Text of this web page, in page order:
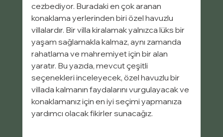
cezbediyor. Buradaki en çok aranan
konaklama yerlerinden biri özel havuzlu
villalardır. Bir villa kiralamak yalnızca lüks bir
yaşam sağlamakla kalmaz, aynı zamanda
rahatlama ve mahremiyet için bir alan
yaratır. Bu yazıda, mevcut çeşitli
seçenekleri inceleyecek, özel havuzlu bir
villada kalmanın faydalarını vurgulayacak ve
konaklamanız için en iyi seçimi yapmanıza
yardımcı olacak fikirler sunacağız.